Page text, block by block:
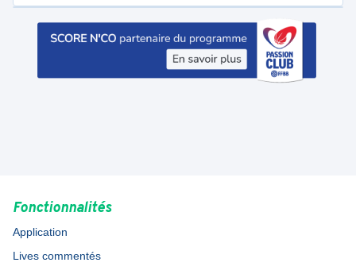
Fonctionnalités
Application
Lives commentés